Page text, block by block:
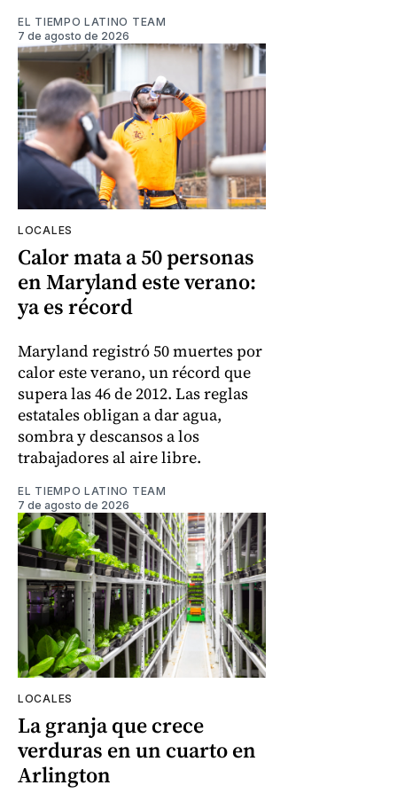
EL TIEMPO LATINO TEAM
7 de agosto de 2026
LOCALES
Calor mata a 50 personas
en Maryland este verano:
ya es récord
Maryland registró 50 muertes por
calor este verano, un récord que
supera las 46 de 2012. Las reglas
estatales obligan a dar agua,
sombra y descansos a los
trabajadores al aire libre.
EL TIEMPO LATINO TEAM
7 de agosto de 2026
LOCALES
La granja que crece
verduras en un cuarto en
Arlington